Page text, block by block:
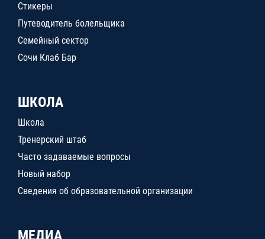
Стикеры
Путеводитель болельщика
Семейный сектор
Сочи Клаб Бар
ШКОЛА
Школа
Тренерский штаб
Часто задаваемые вопросы
Новый набор
Сведения об образовательной организации
МЕДИА